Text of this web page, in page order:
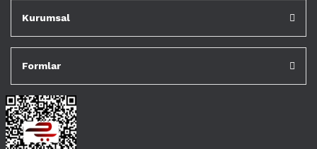
Kurumsal
Formlar